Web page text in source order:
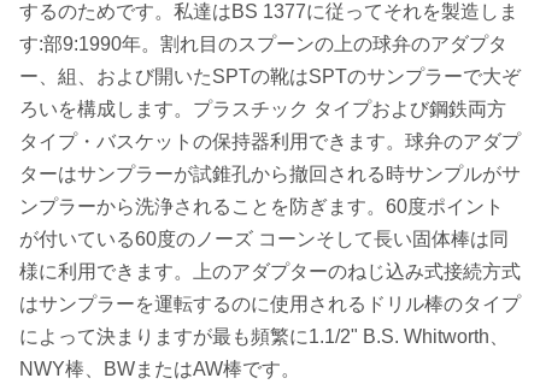
するのためです。私達はBS 1377に従ってそれを製造しま
す:部9:1990年。割れ目のスプーンの上の球弁のアダプタ
ー、組、および開いたSPTの靴はSPTのサンプラーで大ぞ
ろいを構成します。プラスチック タイプおよび鋼鉄両方
タイプ・バスケットの保持器利用できます。球弁のアダプ
ターはサンプラーが試錐孔から撤回される時サンプルがサ
ンプラーから洗浄されることを防ぎます。60度ポイント
が付いている60度のノーズ コーンそして長い固体棒は同
様に利用できます。上のアダプターのねじ込み式接続方式
はサンプラーを運転するのに使用されるドリル棒のタイプ
によって決まりますが最も頻繁に1.1/2" B.S. Whitworth、
NWY棒、BWまたはAW棒です。